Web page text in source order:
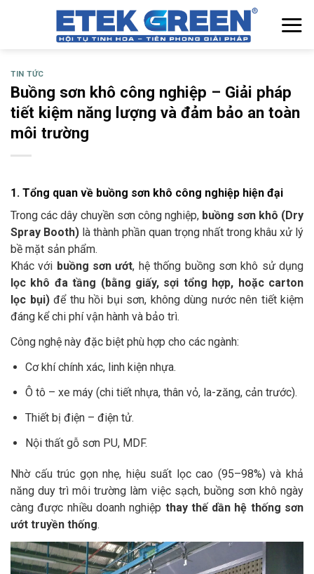
TIN TỨC
Buồng sơn khô công nghiệp – Giải pháp
tiết kiệm năng lượng và đảm bảo an toàn
môi trường
1. Tổng quan về buồng sơn khô công nghiệp hiện đại
Trong các dây chuyền sơn công nghiệp, buồng sơn khô (Dry
Spray Booth) là thành phần quan trọng nhất trong khâu xử lý
bề mặt sản phẩm.
Khác với buồng sơn ướt, hệ thống buồng sơn khô sử dụng
lọc khô đa tầng (bằng giấy, sợi tổng hợp, hoặc carton
lọc bụi)để thu hồi bụi sơn, không dùng nước nên tiết kiệm
đáng kể chi phí vận hành và bảo trì.
Công nghệ này đặc biệt phù hợp cho các ngành:
Cơ khí chính xác, linh kiện nhựa.
Ô tô – xe máy (chi tiết nhựa, thân vỏ, la-zăng, cản trước).
Thiết bị điện – điện tử.
Nội thất gỗ sơn PU, MDF.
Nhờ cấu trúc gọn nhẹ, hiệu suất lọc cao (95–98%) và khả
năng duy trì môi trường làm việc sạch, buồng sơn khô ngày
càng được nhiều doanh nghiệp thay thế dần hệ thống sơn
ướt truyền thống.